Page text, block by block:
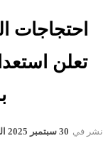
تعلن
نشر في 30 سبتمبر 2025 الساعة 21 و 29 دقيقة